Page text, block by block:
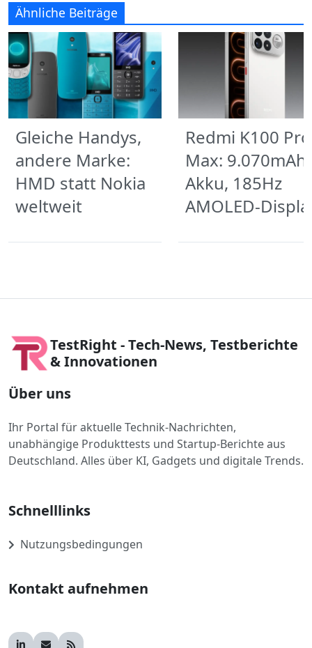
Ähnliche Beiträge
Gleiche Handys,
andere Marke:
HMD statt Nokia
weltweit
Redmi K100 Pro
Max: 9.070mAh
Akku, 185Hz
AMOLED-
TestRight - Tech-News, Testberichte
& Innovationen
Über uns
Ihr Portal für aktuelle Technik-Nachrichten,
unabhängige Produkttests und Startup-Berichte aus
Deutschland. Alles über KI, Gadgets und digitale Trends.
Schnelllinks
Nutzungsbedingungen
Kontakt aufnehmen